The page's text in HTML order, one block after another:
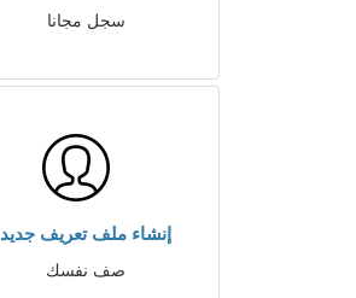
سجل مجانا
إنشاء ملف تعريف جديد
صف نفسك